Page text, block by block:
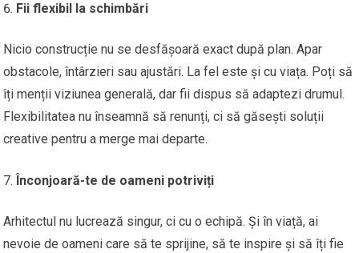
Fii flexibil la schimbări
Nicio construcție nu se desfășoară exact după plan. Apar
obstacole, întârzieri sau ajustări. La fel este și cu viața. Poți să
îți menții viziunea generală, dar fii dispus să adaptezi drumul.
Flexibilitatea nu înseamnă să renunți, ci să găsești soluții
creative pentru a merge mai departe.
Înconjoară-te de oameni potriviți
Arhitectul nu lucrează singur, ci cu o echipă. Și în viață, ai
nevoie de oameni care să te sprijine, să te inspire și să îți fie